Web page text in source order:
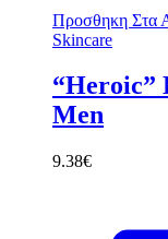
Προσθηκη Στα
Skincare
“Heroic”
Men
9.38€